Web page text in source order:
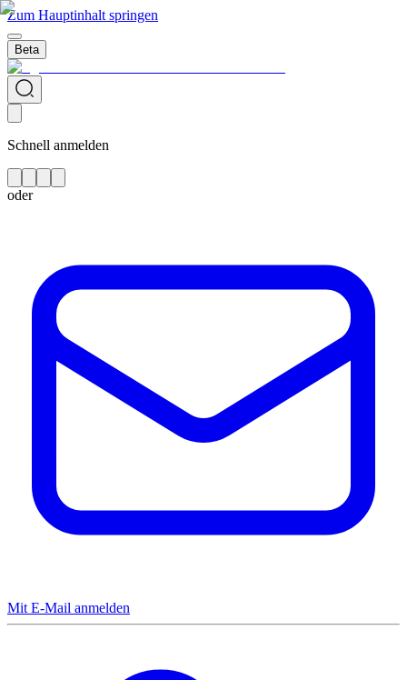
Zum Hauptinhalt springen
Beta
Schnell anmelden
oder
Mit E-Mail anmelden